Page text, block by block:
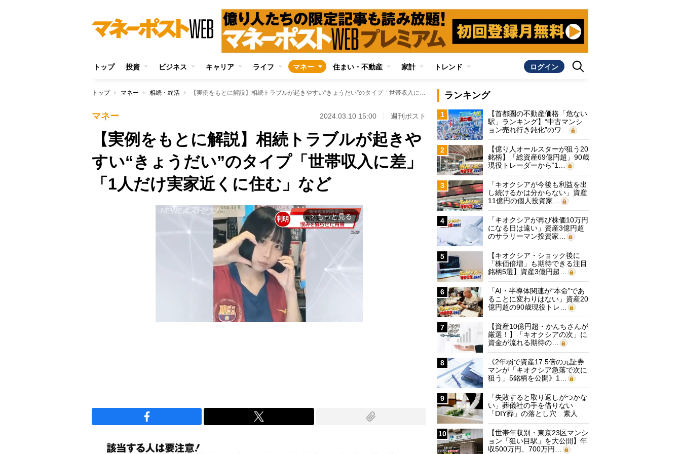
トップ 投資 ビジネス キャリア ライフ マネー 住まい・不動産 家計 トレンド ログイン
トップ マネー 相続・終活 【実例をもとに解説】相続トラブルが起きやすい“きょうだい”のタイプ「世帯収入に差」「1人だけ実家近くに住む」など
マネー 2024.03.10 15:00 週刊ポスト
【実例をもとに解説】相続トラブルが起きや
すい“きょうだい”のタイプ「世帯収入に差」
「1人だけ実家近くに住む」など
arrow_forward_ios もっと見る
ランキング
1
【首都圏の不動産価格「危ない
駅」ランキング】“中古マンシ
ョン売れ行き鈍化”のワ…
2
【億り人オールスターが狙う20
銘柄】「総資産69億円超」90歳
現役トレーダーから“1…
3
「キオクシアが今後も利益を出
し続けるかは分からない」資産
11億円の個人投資家…
4
「キオクシアが再び株価10万円
になる日は遠い」資産3億円超
のサラリーマン投資家…
5
【キオクシア・ショック後に
「株価倍増」も期待できる注目
銘柄5選】資産3億円超…
6
「AI・半導体関連が“本命”であ
ることに変わりはない」資産20
億円超の90歳現役トレ…
7
【資産10億円超・かんちさんが
厳選！】「キオクシアの次」に
資金が流れる期待の…
8
《2年弱で資産17.5倍の元証券
マンが「キオクシア急落で次に
狙う」5銘柄を公開》1…
9
「失敗すると取り返しがつかな
い」葬儀社の手を借りない
「DIY葬」の落とし穴 素人
に…
10
【世帯年収別・東京23区マンシ
ョン「狙い目駅」を大公開】年
収500万円、700万円…